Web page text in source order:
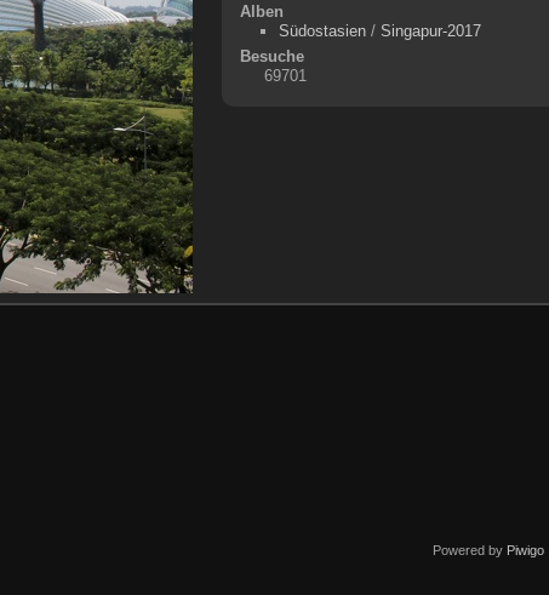
Alben
Südostasien /Singapur-2017
Besuche
69701
Powered by Piwigo